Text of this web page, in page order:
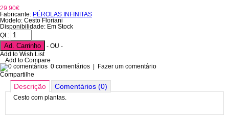
29.90€
Fabricante: PÉROLAS INFINITAS
Modelo: Cesto Floriani
Disponibilidade: Em Stock
Qt.:
Ad. Carrinho
- OU -
Add to Wish List
Add to Compare
0 comentários
Fazer um comentário
Compartilhe
Descrição Comentários (0)
Cesto com plantas.